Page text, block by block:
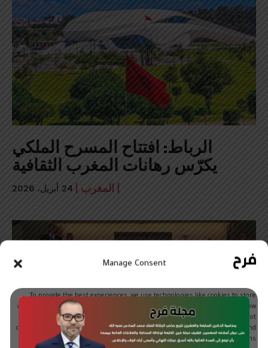
Manage Consent
To provide the best experiences, we use technologies like cookies to store
and/or access device information. Consenting to these technologies will allow
us to process data such as browsing behavior or unique IDs on this site. Not
consenting or withdrawing consent, may adversely affect certain features and
functions.
الرباط: افتتاح المسرح الملكي
يكرّس رهانات المغرب الثقافية
المغرب 24 أبريل، 2026